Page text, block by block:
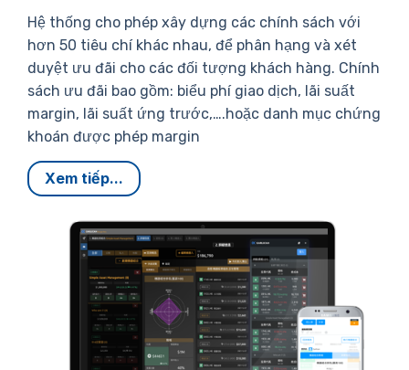
Hệ thống cho phép xây dựng các chính sách với
hơn 50 tiêu chí khác nhau, để phân hạng và xét
duyệt ưu đãi cho các đối tượng khách hàng. Chính
sách ưu đãi bao gồm: biểu phí giao dịch, lãi suất
margin, lãi suất ứng trước,….hoặc danh mục chứng
khoán được phép margin
Xem tiếp...